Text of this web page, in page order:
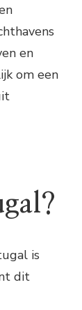
en
om een
is
dit